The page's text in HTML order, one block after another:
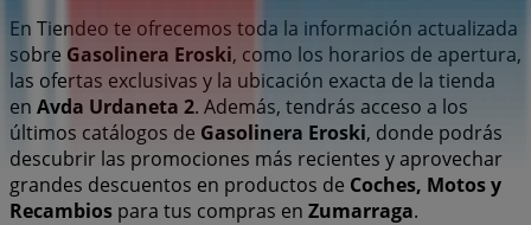
En Tiendeo te ofrecemos toda la información actualizada
sobre Gasolinera Eroski, como los horarios de apertura,
las ofertas exclusivas y la ubicación exacta de la tienda
en Avda Urdaneta 2. Además, tendrás acceso a los
últimos catálogos de Gasolinera Eroski, donde podrás
descubrir las promociones más recientes y aprovechar
grandes descuentos en productos de Coches, Motos y
Recambios para tus compras en Zumarraga.